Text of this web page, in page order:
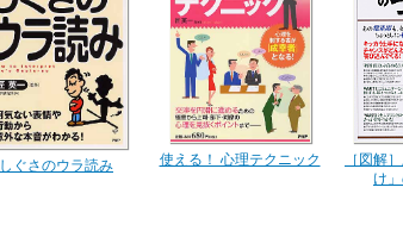
しぐさのウラ読み 使える！ 心理テクニック
［図解
け